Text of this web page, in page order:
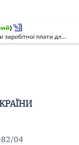
)
Про застосування Інструкції зі статистики заробітної плати для цілей нарахування внесків до Пенсійного фонду
04